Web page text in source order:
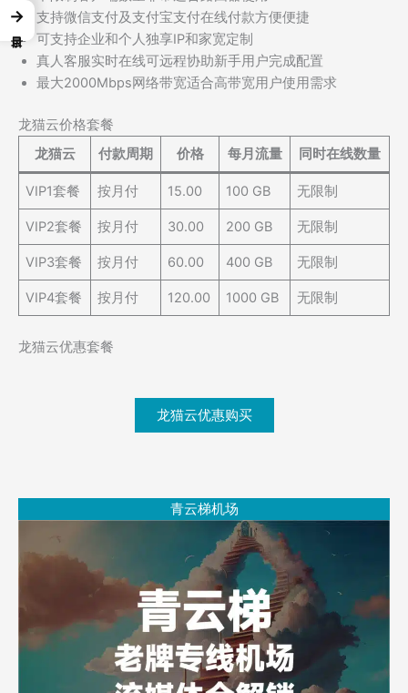
支持微信支付及支付宝支付在线付款方便便捷
可支持企业和个人独享IP和家宽定制
真人客服实时在线可远程协助新手用户完成配置
最大2000Mbps网络带宽适合高带宽用户使用需求
龙猫云价格套餐
龙猫云
付款周期 价格 每月流量 同时在线数量
VIP1套餐 按月付 15.00 100 GB 无限制
VIP2套餐 按月付 30.00 200 GB 无限制
VIP3套餐 按月付 60.00 400 GB 无限制
VIP4套餐 按月付 120.00 1000 GB 无限制
龙猫云优惠套餐
龙猫云优惠购买
青云梯机场
→